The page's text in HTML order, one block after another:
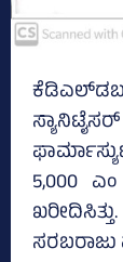
5,000